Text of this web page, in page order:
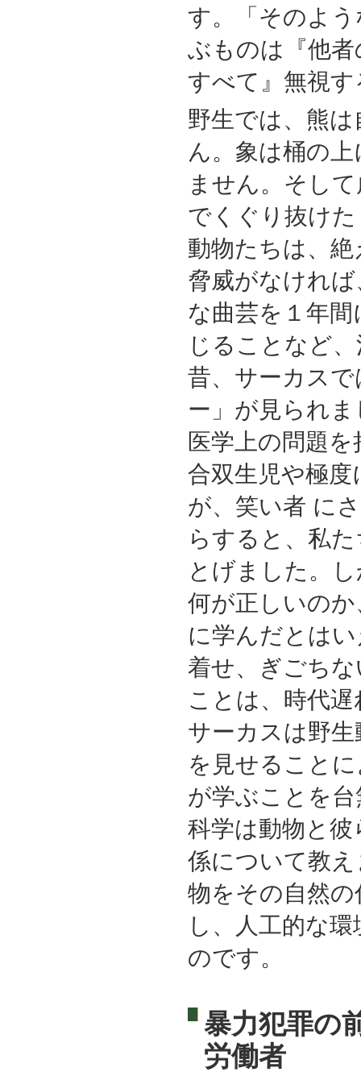
す。「そのよ
ぶものは『他
すべて』無視
野生では、熊
ん。象は桶の
ません。そし
でくぐり抜け
動物たちは、
脅威がなけれ
な曲芸を１年
じることなど
昔、サーカス
ー」が見られ
医学上の問題
合双生児や極
が、笑い者 に
らすると、私
とげました。
何が正しいの
に学んだとは
着せ、ぎごち
ことは、時代
サーカスは野
を見せること
が学ぶことを
科学は動物と
係について教
物をその自然
し、人工的な
のです。
暴力犯罪の
労働者